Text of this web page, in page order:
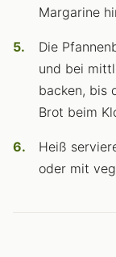
Margarine
Die
und bei
backen, bis
Brot beim
Heiß
oder mit